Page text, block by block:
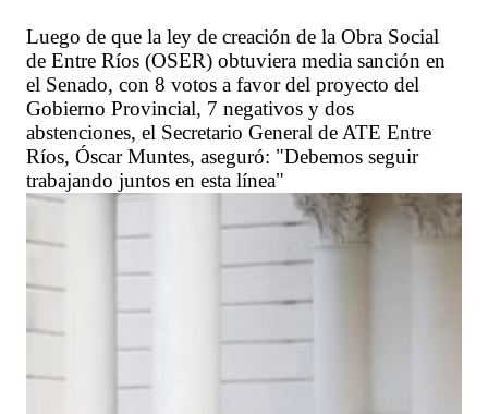
Luego de que la ley de creación de la Obra Social
de Entre Ríos (OSER) obtuviera media sanción en
el Senado, con 8 votos a favor del proyecto del
Gobierno Provincial, 7 negativos y dos
abstenciones, el Secretario General de ATE Entre
Ríos, Óscar Muntes, aseguró: "Debemos seguir
trabajando juntos en esta línea"